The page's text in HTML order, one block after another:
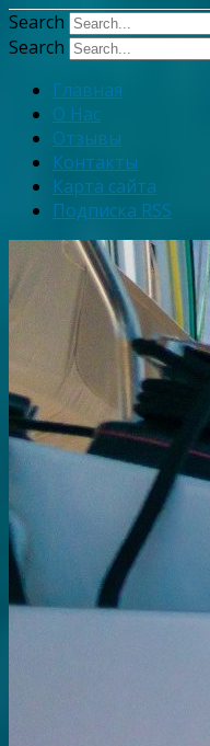
Search
Search
Главная
О Нас
Отзывы
Контакты
Карта сайта
Подписка RSS